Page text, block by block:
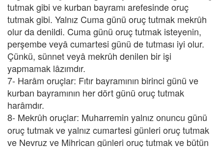
tutmak gibi ve kurban bayramı arefesinde oruç
tutmak gibi. Yalnız Cuma günü oruç tutmak mekrûh
olur da denildi. Cuma günü oruç tutmak isteyenin,
perşembe veyâ cumartesi günü de tutması iyi olur.
Çünkü, sünnet veyâ mekrûh denilen bir işi
yapmamak lâzımdır.
7- Harâm oruçlar: Fıtır bayramının birinci günü ve
kurban bayramının her dört günü oruç tutmak
harâmdır.
8- Mekrûh oruçlar: Muharremin yalnız onuncu günü
oruç tutmak ve yalnız cumartesi günleri oruç tutmak
ve Nevruz ve Mihrican günleri oruç tutmak ve bütün